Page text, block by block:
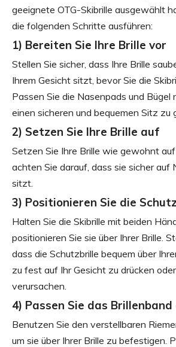
geeignete OTG-Skibrille ausgewählt
die folgenden Schritte ausführen:
1) Bereiten Sie Ihre Brille vor
Stellen Sie sicher, dass Ihre Brille
Ihrem Gesicht sitzt, bevor Sie die
Passen Sie die Nasenpads und Bügel
einen sicheren und bequemen Sitz zu
2) Setzen Sie Ihre Brille auf
Setzen Sie Ihre Brille wie gewohnt
achten Sie darauf, dass sie sicher auf
sitzt.
3) Positionieren Sie die
Halten Sie die Skibrille mit beiden
positionieren Sie sie über Ihrer Brille.
dass die Schutzbrille bequem über
zu fest auf Ihr Gesicht zu drücken
verursachen.
4) Passen Sie das Brillenband
Benutzen Sie den verstellbaren
um sie über Ihrer Brille zu befestigen.